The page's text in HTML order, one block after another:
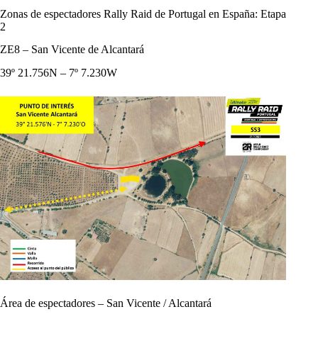
Zonas de espectadores Rally Raid de Portugal en España: Etapa
2
ZE8 – San Vicente de Alcantará
39º 21.756N – 7º 7.230W
Área de espectadores – San Vicente / Alcantará